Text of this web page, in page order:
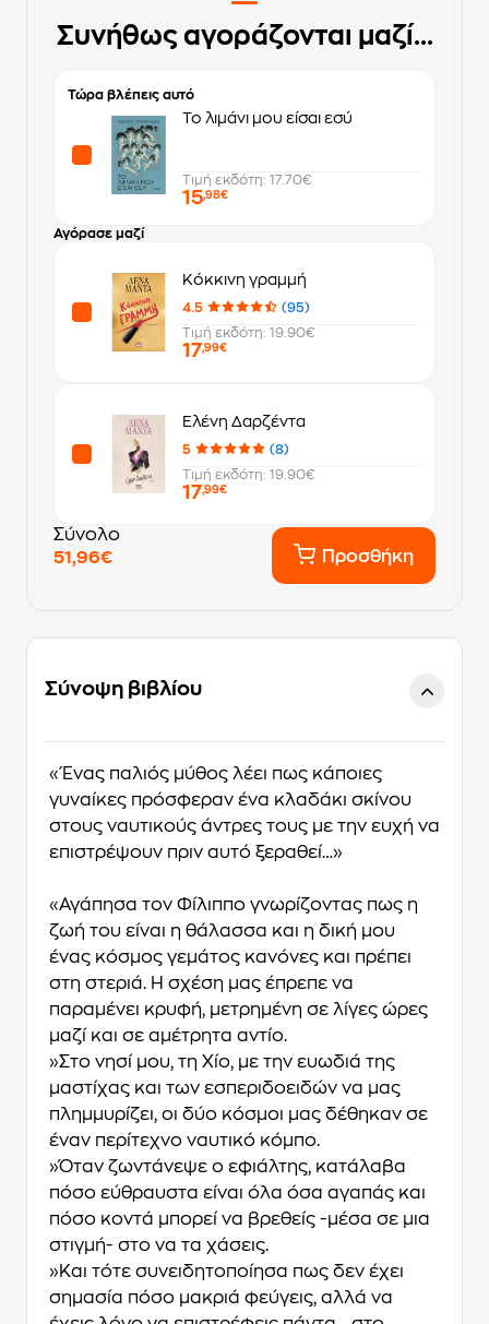
Συνήθως αγοράζονται μαζί...
Τώρα βλέπεις αυτό
Το λιμάνι μου είσαι εσύ
Τιμή εκδότη: 17.70€
15,98€
Αγόρασε μαζί
Κόκκινη γραμμή
4.5
(95)
Τιμή εκδότη: 19.90€
17,99€
Ελένη Δαρζέντα
5
(8)
Τιμή εκδότη: 19.90€
17,99€
Σύνολο
51,96€
Προσθήκη
Σύνοψη βιβλίου
«Ένας παλιός μύθος λέει πως κάποιες
γυναίκες πρόσφεραν ένα κλαδάκι σκίνου
στους ναυτικούς άντρες τους με την ευχή να
επιστρέψουν πριν αυτό ξεραθεί…»
«Αγάπησα τον Φίλιππο γνωρίζοντας πως η
ζωή του είναι η θάλασσα και η δική μου
ένας κόσμος γεμάτος κανόνες και πρέπει
στη στεριά. Η σχέση μας έπρεπε να
παραμένει κρυφή, μετρημένη σε λίγες ώρες
μαζί και σε αμέτρητα αντίο.
»Στο νησί μου, τη Χίο, με την ευωδιά της
μαστίχας και των εσπεριδοειδών να μας
πλημμυρίζει, οι δύο κόσμοι μας δέθηκαν σε
έναν περίτεχνο ναυτικό κόμπο.
»Όταν ζωντάνεψε ο εφιάλτης, κατάλαβα
πόσο εύθραυστα είναι όλα όσα αγαπάς και
πόσο κοντά μπορεί να βρεθείς -μέσα σε μια
στιγμή- στο να τα χάσεις.
»Και τότε συνειδητοποίησα πως δεν έχει
σημασία πόσο μακριά φεύγεις, αλλά να